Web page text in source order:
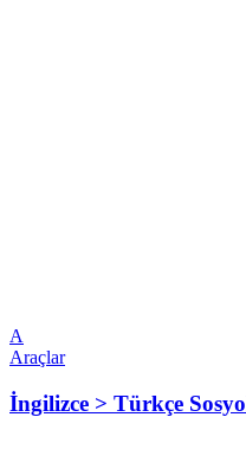
A
Araçlar
İngilizce > Türkçe